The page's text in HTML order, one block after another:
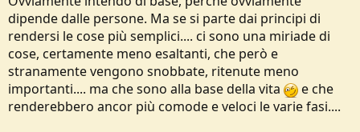
dipende dalle persone. Ma se si parte dai principi di
rendersi le cose più semplici.... ci sono una miriade di
cose, certamente meno esaltanti, che però e
stranamente vengono snobbate, ritenute meno
importanti.... ma che sono alla base della vita
e che
renderebbero ancor più comode e veloci le varie fasi....